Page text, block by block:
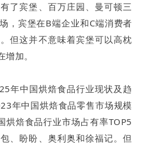
了宾堡、百万庄园、曼可顿三
，宾堡在B端企业和C端消费者
但这并不意味着宾堡可以高枕
加。
年中国烘焙食品行业现状及趋
年中国烘焙食品零售市场规模
焙食品行业市场占有率TOP5
、盼盼、奥利奥和徐福记。但